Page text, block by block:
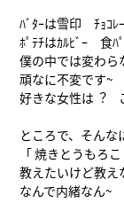
ﾊﾞﾀｰは雪印 ﾁｮｺﾚ
ﾎﾟﾃﾁはｶﾙﾋﾞｰ 食
僕の中では変わら
頑なに不変です
好きな女性は︖
ところで、そんな
「 焼きとうもろ
教えたいけど教
なんで内緒なん